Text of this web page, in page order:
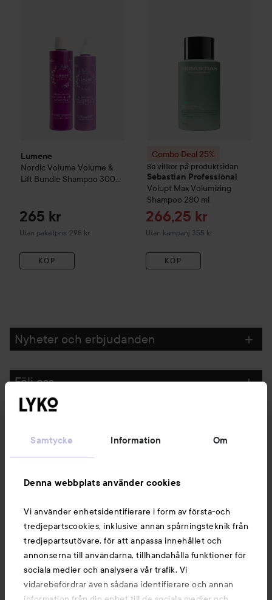
Samtycke Information Om
Denna webbplats använder cookies
Vi använder enhetsidentifierare i form av första-och
tredjepartscookies, inklusive annan spårningsteknik från
tredjepartsutövare, för att anpassa innehållet och
annonserna till användarna, tillhandahålla funktioner för
sociala medier och analysera vår trafik. Vi
vidarebefordrar även sådana identifierare och annan
Lumene
Nordic Volume Volume &
Lift Bundle Shampoo 300
265 kr
Utan paketpris: 298 kr
KÖP
Combo Deal 25%
Se villkor på produktsidan
Sebastian Professional
Volupt Max Volumizing
Shampoo 280 ml
Reapris
266,25 kr
Utan kampanj 355 kr
KÖP
Nyheter och erbjudanden
Följ oss
Du kanske också gillar